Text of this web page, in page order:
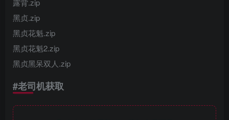
露背.zip
黑贞.zip
黑贞花魁.zip
黑贞花魁2.zip
黑贞黑呆双人.zip
#老司机获取